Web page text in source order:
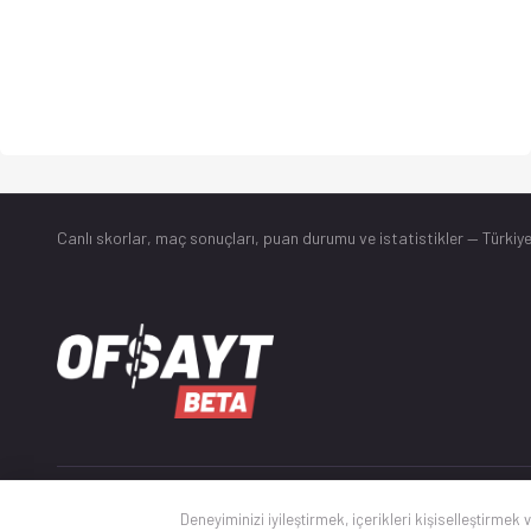
Canlı skorlar, maç sonuçları, puan durumu ve istatistikler —
Deneyiminizi iyileştirmek, içerikleri kişiselleştirmek